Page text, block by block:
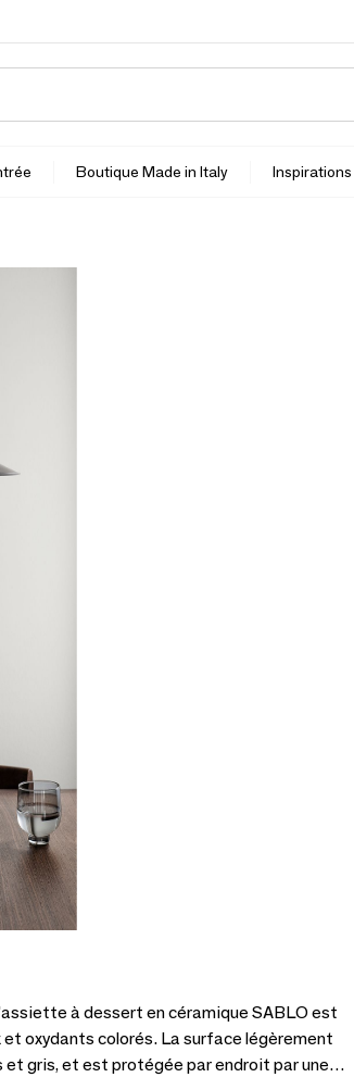
Boutique Made in Italy Inspirations
à dessert en céramique SABLO est
oxydants colorés. La surface légèrement
gris, et est protégée par endroit par une